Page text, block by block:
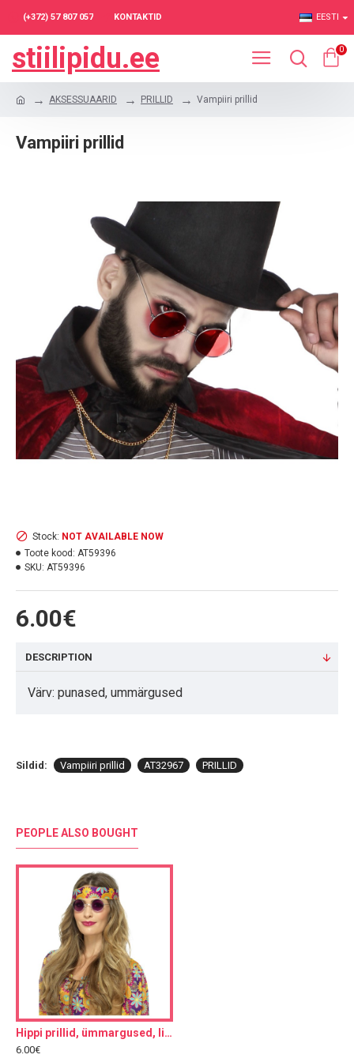
(+372) 57 807 057 KONTAKTID EESTI
stiilipidu.ee 0
AKSESSUAARID PRILLID Vampiiri prillid
Vampiiri prillid
6.00€
Stock: NOT AVAILABLE NOW
Toote kood: AT59396
SKU: AT59396
DESCRIPTION
Värv: punased, ummärgused
Sildid: Vampiiri prillid AT32967 PRILLID
PEOPLE ALSO BOUGHT
Hippi prillid, ümmargused, lilla
6.00€